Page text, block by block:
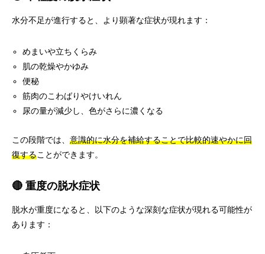
水分不足が進行すると、より顕著な症状が現れます：
めまいや立ちくらみ
肌の乾燥やかゆみ
便秘
筋肉のこわばりやけいれん
尿の量が減少し、色がさらに濃くなる
この段階では、 意識的に水分を補給することで比較的速やかに回
復することができます。
🔴 重度の脱水症状
脱水が重度になると、以下のような深刻な症状が現れる可能性が
あります：